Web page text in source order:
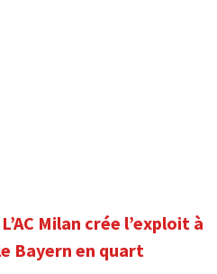
Milan crée l’exploit à
Bayern en quart